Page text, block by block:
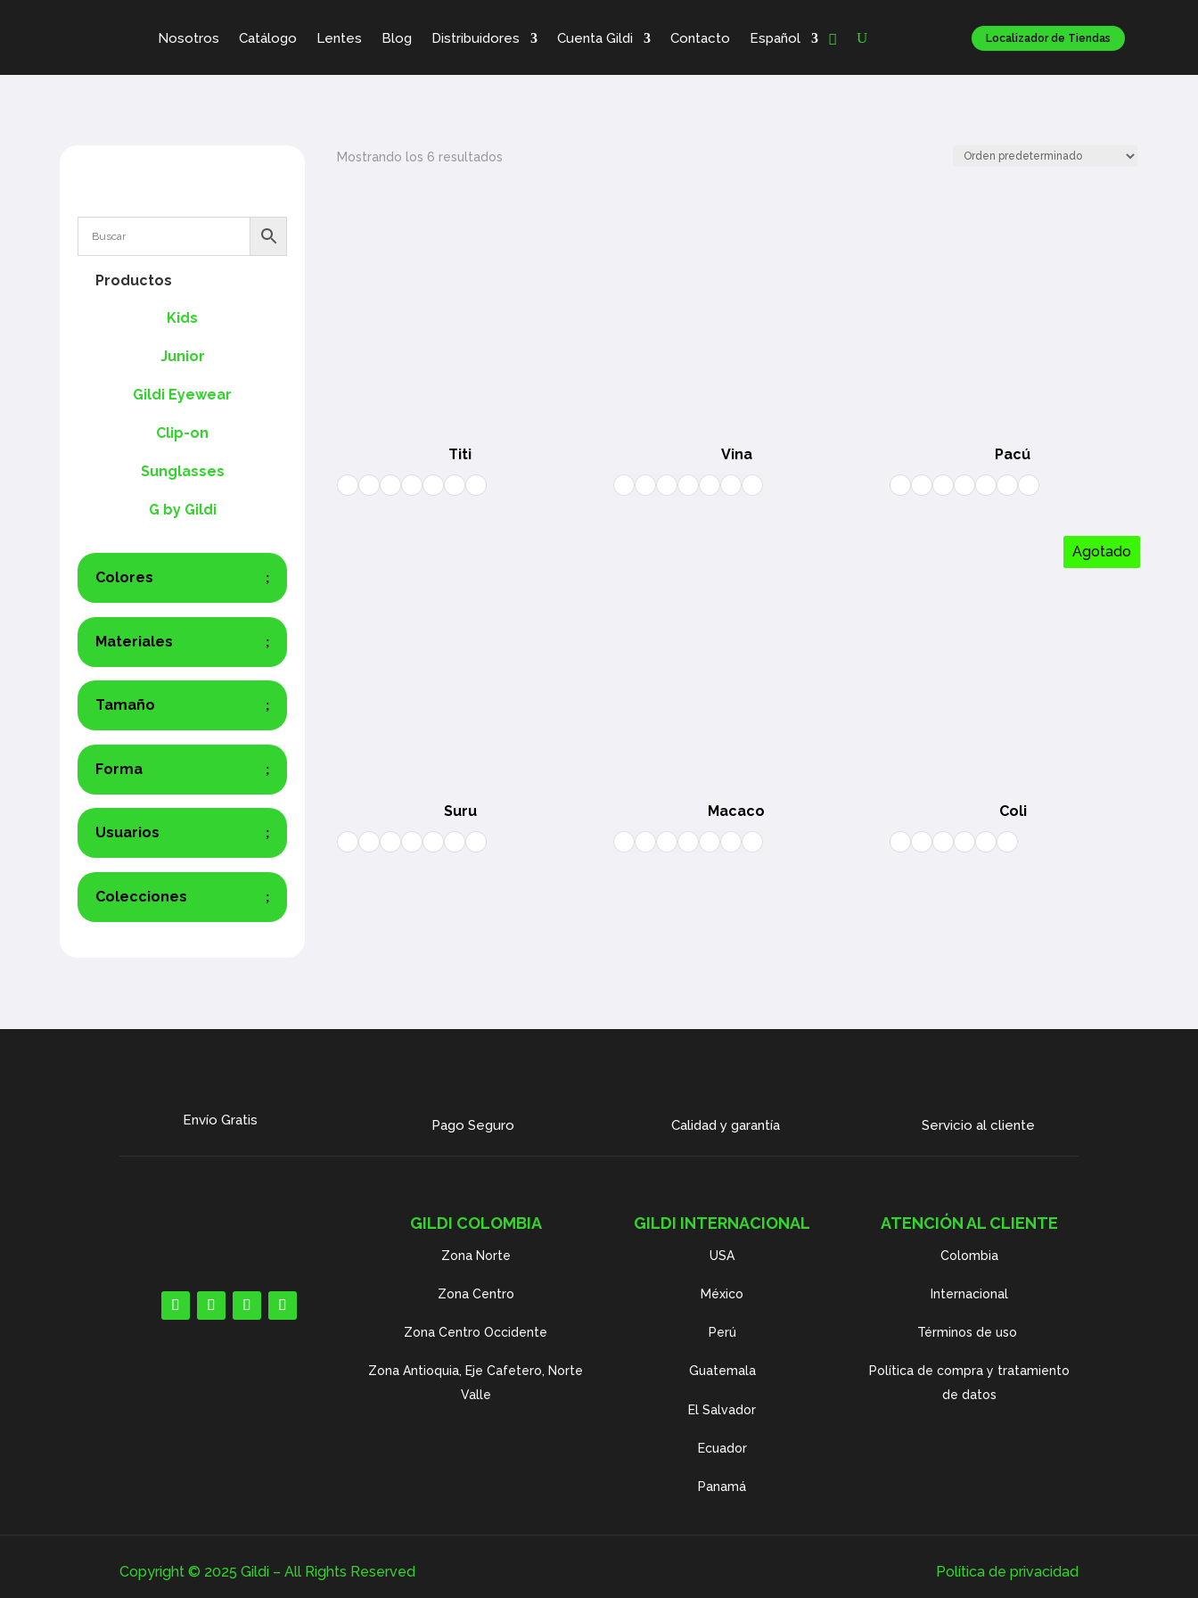
Nosotros Catálogo Lentes Blog Distribuidores Cuenta Gildi Contacto Español Localizador de Tiendas
Productos
Kids
Junior
Gildi Eyewear
Clip-on
Sunglasses
G by Gildi
Colores
Materiales
Tamaño
Forma
Usuarios
Colecciones
Mostrando los 6 resultados
Titi Vina Pacú
Suru Macaco
Agotado
Coli
Envío Gratis Pago Seguro Calidad y garantía Servicio al cliente
GILDI COLOMBIA
Zona Norte
Zona Centro
Zona Centro Occidente
Zona Antioquia, Eje Cafetero, Norte
Valle
GILDI INTERNACIONAL
USA
México
Perú
Guatemala
El Salvador
Ecuador
Panamá
ATENCIÓN AL CLIENTE
Colombia
Internacional
Términos de uso
Política de compra y tratamiento
de datos
Copyright © 2025 Gildi – All Rights Reserved Política de privacidad